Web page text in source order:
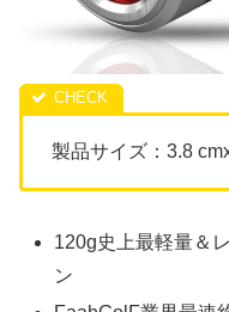
製品サイズ：3.8
120g史上最軽量＆
ン